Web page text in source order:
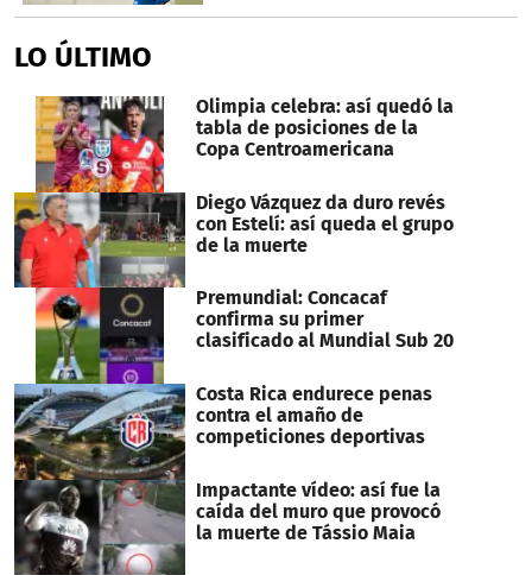
LO ÚLTIMO
Olimpia celebra: así quedó la
tabla de posiciones de la
Copa Centroamericana
Diego Vázquez da duro revés
con Estelí: así queda el grupo
de la muerte
Premundial: Concacaf
confirma su primer
clasificado al Mundial Sub 20
Costa Rica endurece penas
contra el amaño de
competiciones deportivas
Impactante vídeo: así fue la
caída del muro que provocó
la muerte de Tássio Maia